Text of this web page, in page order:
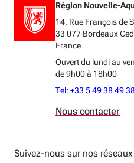
Région Nouvelle-
14, Rue François de
33 077 Bordeaux
France
Ouvert du lundi au
de 9h00 à 18h00
Tel: +33 5 49 38 49
Nous contacter
Suivez-nous sur nos réseaux